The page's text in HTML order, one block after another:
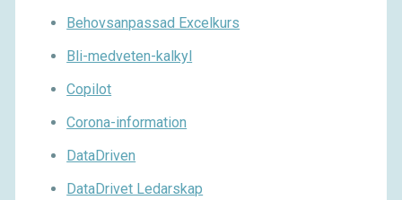
Behovsanpassad Excelkurs
Bli-medveten-kalkyl
Copilot
Corona-information
DataDriven
DataDrivet Ledarskap